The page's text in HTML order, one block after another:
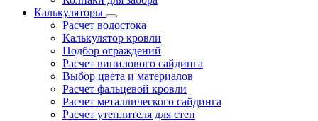
Калькуляторы
Расчет водостока
Калькулятор кровли
Подбор ограждений
Расчет винилового сайдинга
Выбор цвета и материалов
Расчет фальцевой кровли
Расчет металлического сайдинга
Расчет утеплителя для стен